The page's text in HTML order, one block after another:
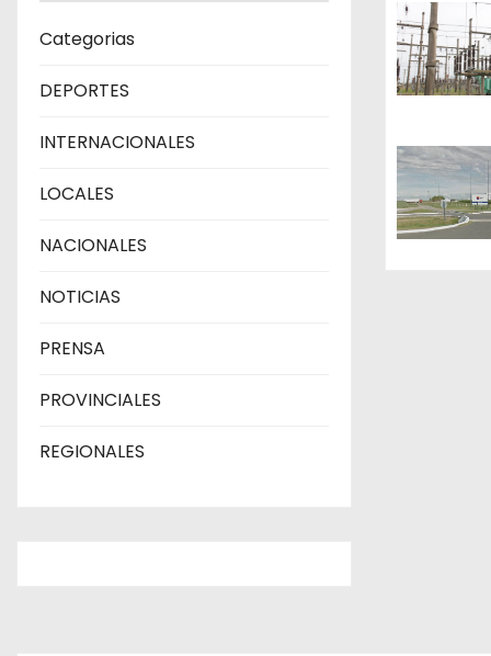
Categorias
DEPORTES
INTERNACIONALES
LOCALES
NACIONALES
NOTICIAS
PRENSA
PROVINCIALES
REGIONALES
ó
n
e
e
n